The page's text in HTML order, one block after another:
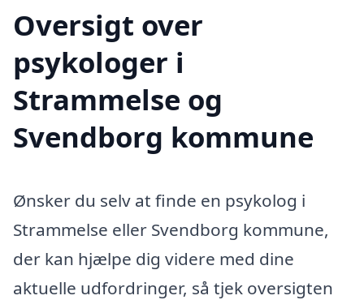
Oversigt over
psykologer i
Strammelse og
Svendborg kommune
Ønsker du selv at finde en psykolog i
Strammelse eller Svendborg kommune,
der kan hjælpe dig videre med dine
aktuelle udfordringer, så tjek oversigten